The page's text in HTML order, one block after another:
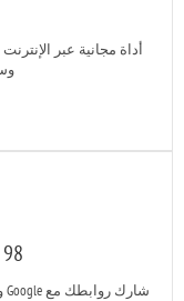
أداة مجانية عبر
98 SOCIAL NETWORKS